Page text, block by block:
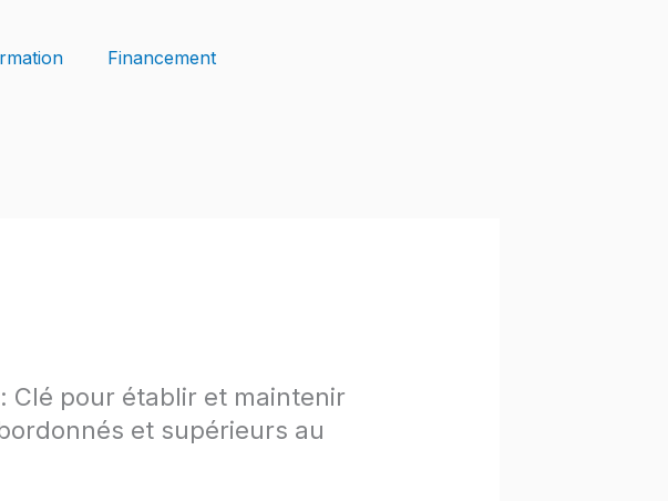
Financement
Clé pour établir et maintenir
et supérieurs au